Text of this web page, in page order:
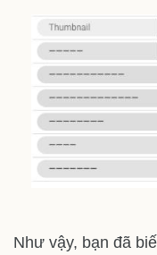
Như vậy, bạn đã